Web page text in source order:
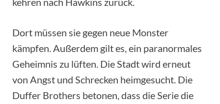
Dort müssen sie gegen neue Monster
kämpfen. Außerdem gilt es, ein paranormales
Geheimnis zu lüften. Die Stadt wird erneut
von Angst und Schrecken heimgesucht. Die
Duffer Brothers betonen, dass die Serie die